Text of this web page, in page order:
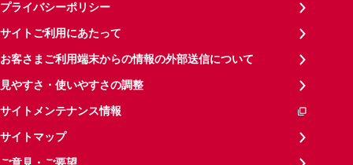
プライバシーポリシー
サイトご利用にあたって
お客さまご利用端末からの情報の外部送信について
見やすさ・使いやすさの調整
サイトメンテナンス情報
サイトマップ